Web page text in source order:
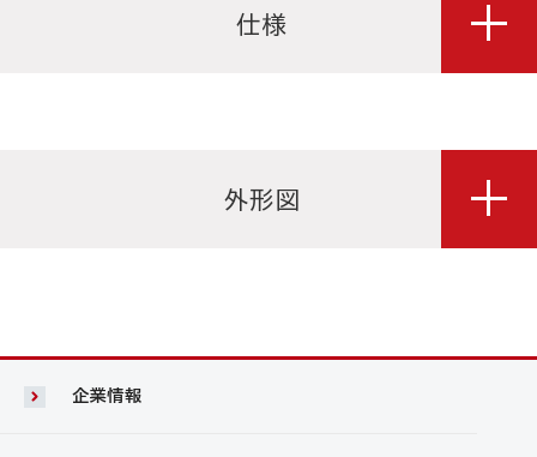
仕様
外形図
企業情報